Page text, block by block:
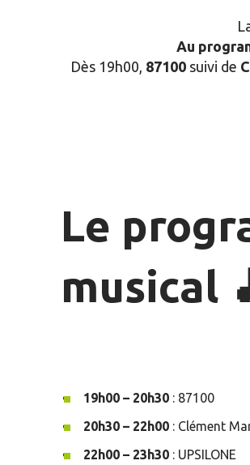
Au
Dès 19h00, 87100 suivi de
Le
musical
19h00 – 20h30 : 87100
20h30 – 22h00 : Clément
22h00 – 23h30 : UPSILONE